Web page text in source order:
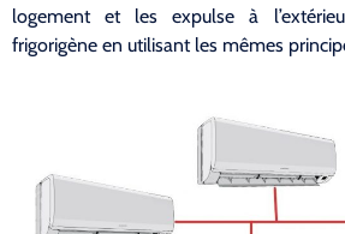
logement et les expulse à
frigorigène en utilisant les mêmes